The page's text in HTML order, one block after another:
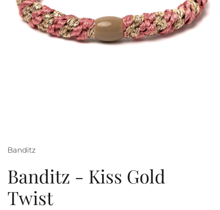
Banditz
Banditz - Kiss Gold
Twist